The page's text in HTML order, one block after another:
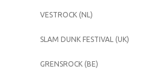
VESTROCK (NL)
SLAM DUNK FESTIVAL (UK)
GRENSROCK (BE)